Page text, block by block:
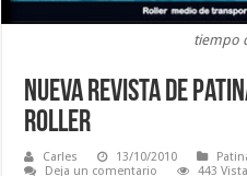
tiempo
Nueva revista de
Roller
Carles 13/10/2010
Deja un comentario
443